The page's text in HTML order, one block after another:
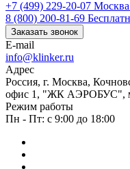
+7 (499) 229-20-07 Москва
8 (800) 200-81-69
Заказать звонок
E-mail
info@klinker.ru
Адрес
Россия, г. Москва,
офис 1, "ЖК АЭРОБУС",
Режим работы
Пн - Пт: с 9:00 до 18:00